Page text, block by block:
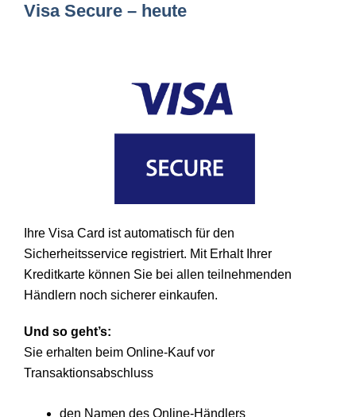
Visa Secure – heute
Ihre Visa Card ist automatisch für den
Sicherheitsservice registriert. Mit Erhalt Ihrer
Kreditkarte können Sie bei allen teilnehmenden
Händlern noch sicherer einkaufen.
Und so geht’s:
Sie erhalten beim Online-Kauf vor
Transaktionsabschluss
den Namen des Online-Händlers